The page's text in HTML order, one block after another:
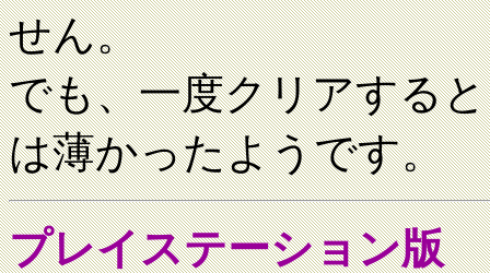
せん。
でも、一度クリアする
は薄かったようです。
プレイステーション版